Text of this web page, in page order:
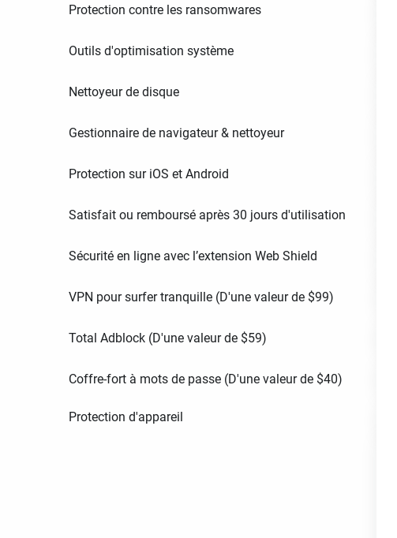
Protection contre les ransomwares
Outils d'optimisation système
Nettoyeur de disque
Gestionnaire de navigateur & nettoyeur
Protection sur iOS et Android
Satisfait ou remboursé après 30 jours d'utilisation
Sécurité en ligne avec l’extension Web Shield
VPN pour surfer tranquille (D'une valeur de $99)
Total Adblock (D'une valeur de $59)
Coffre-fort à mots de passe (D'une valeur de $40)
Protection d'appareil